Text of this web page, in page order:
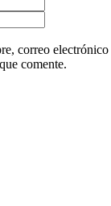
correo
comente.